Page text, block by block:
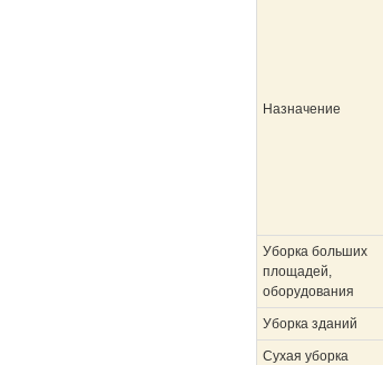
Назначение
Уборка больших
площадей,
оборудования
Уборка зданий
Сухая уборка